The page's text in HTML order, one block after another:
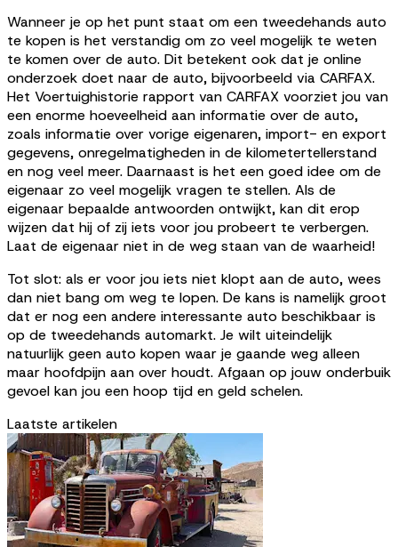
Wanneer je op het punt staat om een tweedehands auto
te kopen is het verstandig om zo veel mogelijk te weten
te komen over de auto. Dit betekent ook dat je online
onderzoek doet naar de auto, bijvoorbeeld via CARFAX.
Het Voertuighistorie rapport van CARFAX voorziet jou van
een enorme hoeveelheid aan informatie over de auto,
zoals informatie over vorige eigenaren, import- en export
gegevens, onregelmatigheden in de kilometertellerstand
en nog veel meer. Daarnaast is het een goed idee om de
eigenaar zo veel mogelijk vragen te stellen. Als de
eigenaar bepaalde antwoorden ontwijkt, kan dit erop
wijzen dat hij of zij iets voor jou probeert te verbergen.
Laat de eigenaar niet in de weg staan van de waarheid!
Tot slot: als er voor jou iets niet klopt aan de auto, wees
dan niet bang om weg te lopen. De kans is namelijk groot
dat er nog een andere interessante auto beschikbaar is
op de tweedehands automarkt. Je wilt uiteindelijk
natuurlijk geen auto kopen waar je gaande weg alleen
maar hoofdpijn aan over houdt. Afgaan op jouw onderbuik
gevoel kan jou een hoop tijd en geld schelen.
Laatste artikelen